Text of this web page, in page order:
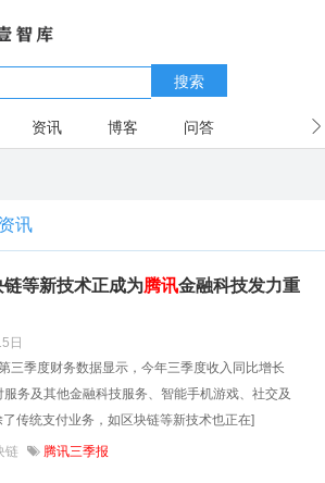
搜索
资讯 博客 问答
讯
链等新技术正成为腾讯金融科技发力重
日
三季度财务数据显示，今年三季度收入同比增长
务及其他金融科技服务、智能手机游戏、社交及
传统支付业务，如区块链等新技术也正在]
链 腾讯三季报